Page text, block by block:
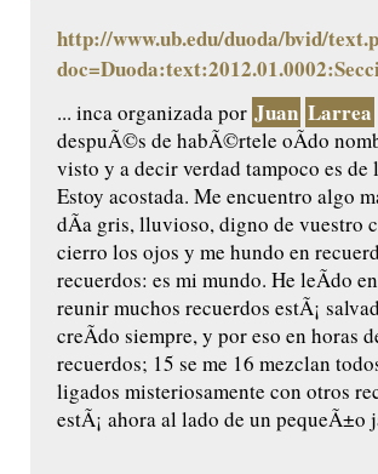
http://www.ub.edu/duoda/bvid/
... inca organizada por Juan Larrea
despuÃ©s de habÃ©rtele oÃ­do
visto y a decir verdad tampoco es
Estoy acostada. Me encuentro algo
dÃ­a gris, lluvioso, digno de vuestro
cierro los ojos y me hundo en
recuerdos: es mi mundo. He leÃ­do
reunir muchos recuerdos estÃ¡
creÃ­do siempre, y por eso en horas
recuerdos; 15 se me 16 mezclan
ligados misteriosamente con otros
estÃ¡ ahora al lado de un pequeÃ±o